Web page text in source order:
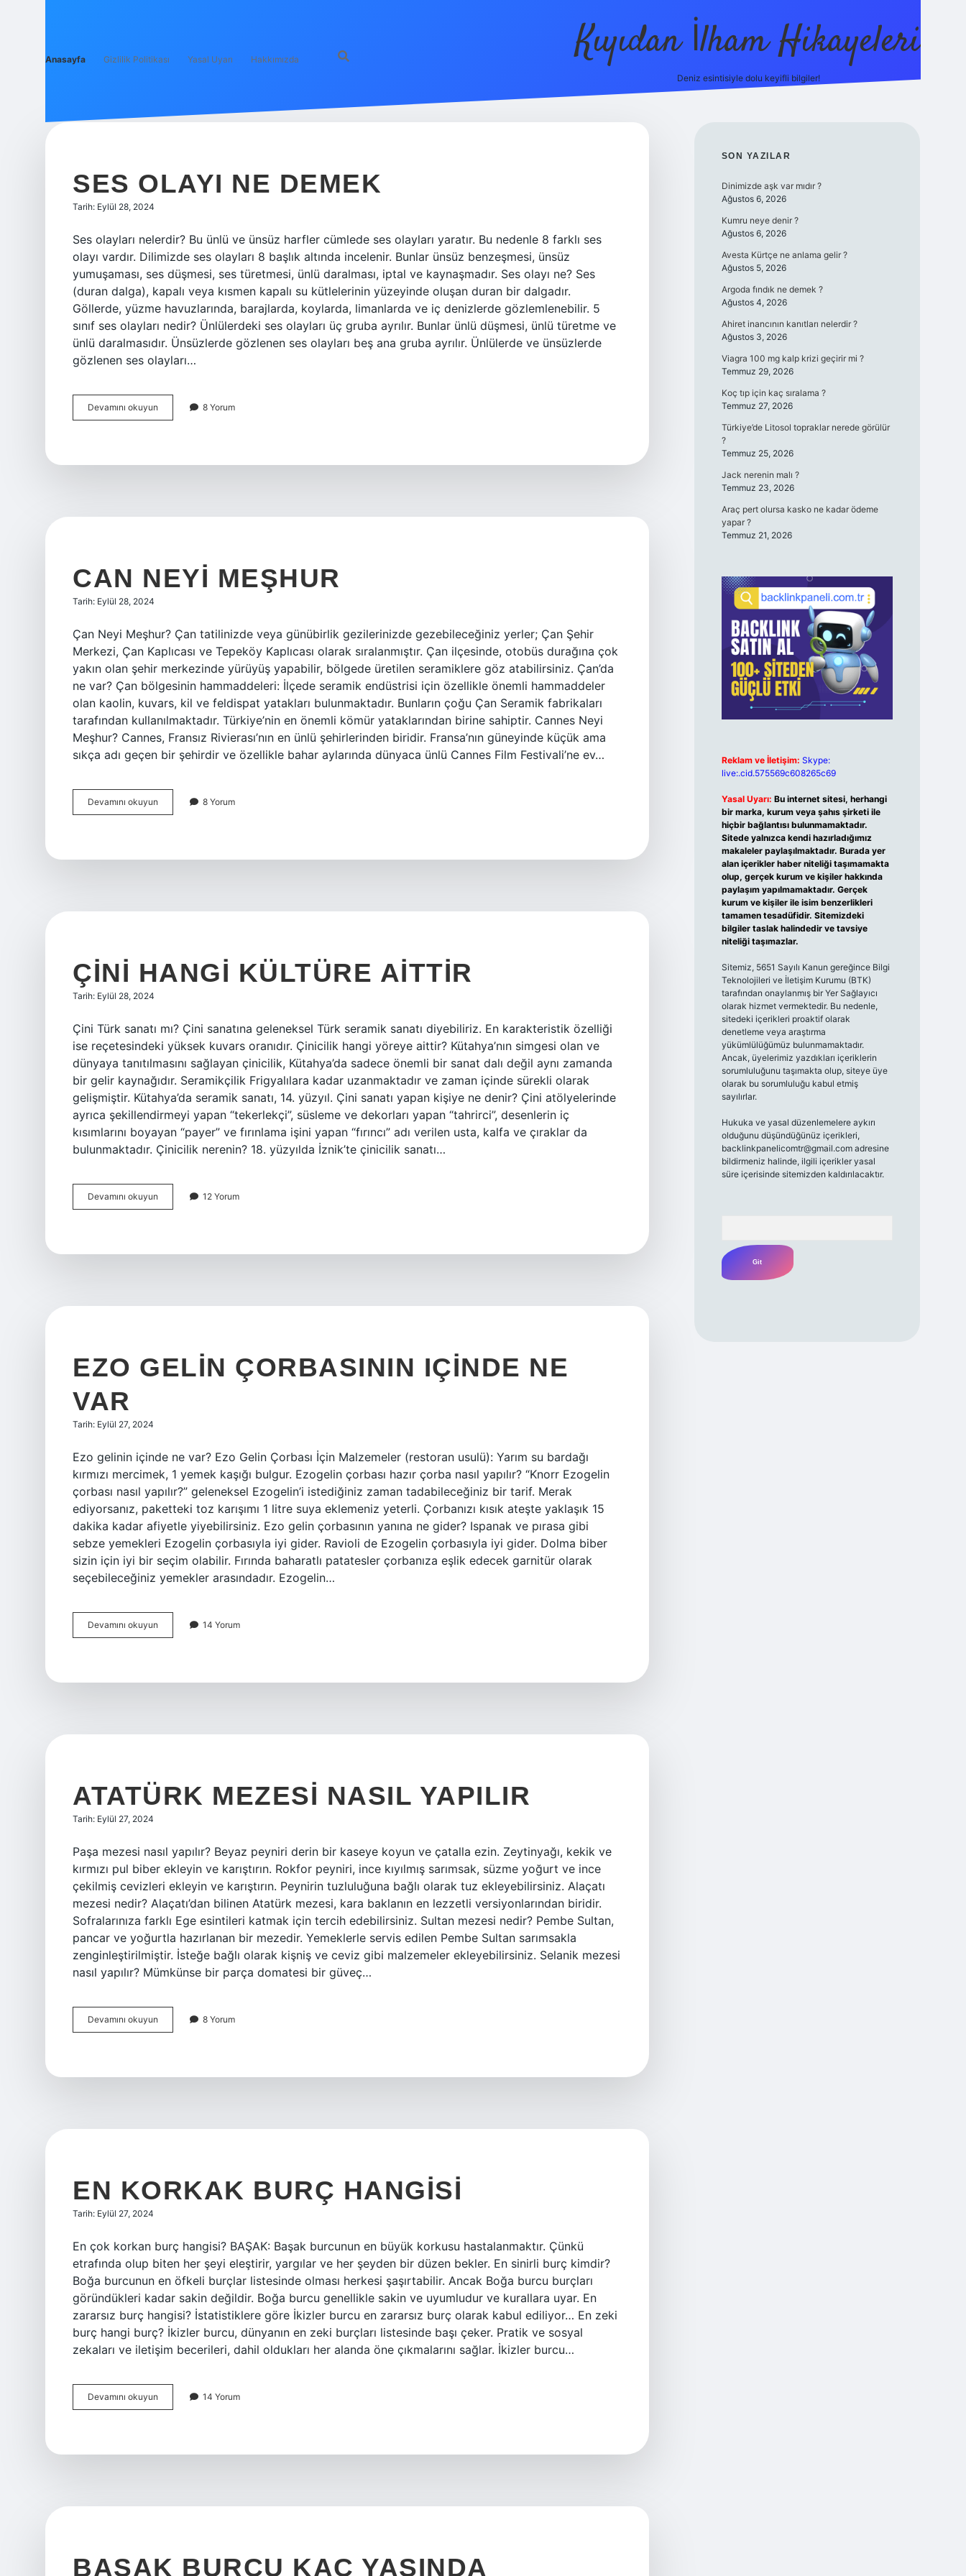
Anasayfa Gizlilik Politikası Yasal Uyarı Hakkımızda Kıyıdan İlham Hikayeleri
Deniz esintisiyle dolu keyifli bilgiler!
İLHAM
HIKAYELERI
YAZILAR
SES OLAYI NE DEMEK
Tarih: Eylül 28, 2024
Ses olayları nelerdir? Bu ünlü ve ünsüz harfler cümlede ses olayları yaratır. Bu nedenle 8 farklı ses
olayı vardır. Dilimizde ses olayları 8 başlık altında incelenir. Bunlar ünsüz benzeşmesi, ünsüz
yumuşaması, ses düşmesi, ses türetmesi, ünlü daralması, iptal ve kaynaşmadır. Ses olayı ne? Ses
(duran dalga), kapalı veya kısmen kapalı su kütlelerinin yüzeyinde oluşan duran bir dalgadır.
Göllerde, yüzme havuzlarında, barajlarda, koylarda, limanlarda ve iç denizlerde gözlemlenebilir. 5
sınıf ses olayları nedir? Ünlülerdeki ses olayları üç gruba ayrılır. Bunlar ünlü düşmesi, ünlü türetme ve
ünlü daralmasıdır. Ünsüzlerde gözlenen ses olayları beş ana gruba ayrılır. Ünlülerde ve ünsüzlerde
gözlenen ses olayları…
Devamını okuyun
Olayı
8 Yorum
CAN NEYI MEŞHUR
Tarih: Eylül 28, 2024
Çan Neyi Meşhur? Çan tatilinizde veya günübirlik gezilerinizde gezebileceğiniz yerler; Çan Şehir
Merkezi, Çan Kaplıcası ve Tepeköy Kaplıcası olarak sıralanmıştır. Çan ilçesinde, otobüs durağına çok
yakın olan şehir merkezinde yürüyüş yapabilir, bölgede üretilen seramiklere göz atabilirsiniz. Çan’da
ne var? Çan bölgesinin hammaddeleri: İlçede seramik endüstrisi için özellikle önemli hammaddeler
olan kaolin, kuvars, kil ve feldispat yatakları bulunmaktadır. Bunların çoğu Çan Seramik fabrikaları
tarafından kullanılmaktadır. Türkiye’nin en önemli kömür yataklarından birine sahiptir. Cannes Neyi
Meşhur? Cannes, Fransız Rivierası’nın en ünlü şehirlerinden biridir. Fransa’nın güneyinde küçük ama
sıkça adı geçen bir şehirdir ve özellikle bahar aylarında dünyaca ünlü Cannes Film Festivali’ne ev…
Devamını okuyun
Neyi
8 Yorum
ÇINI HANGI KÜLTÜRE AITTIR
Tarih: Eylül 28, 2024
Çini Türk sanatı mı? Çini sanatına geleneksel Türk seramik sanatı diyebiliriz. En karakteristik özelliği
ise reçetesindeki yüksek kuvars oranıdır. Çinicilik hangi yöreye aittir? Kütahya’nın simgesi olan ve
dünyaya tanıtılmasını sağlayan çinicilik, Kütahya’da sadece önemli bir sanat dalı değil aynı zamanda
bir gelir kaynağıdır. Seramikçilik Frigyalılara kadar uzanmaktadır ve zaman içinde sürekli olarak
gelişmiştir. Kütahya’da seramik sanatı, 14. yüzyıl. Çini sanatı yapan kişiye ne denir? Çini atölyelerinde
ayrıca şekillendirmeyi yapan “tekerlekçi”, süsleme ve dekorları yapan “tahrirci”, desenlerin iç
kısımlarını boyayan “payer” ve fırınlama işini yapan “fırıncı” adı verilen usta, kalfa ve çıraklar da
bulunmaktadır. Çinicilik nerenin? 18. yüzyılda İznik’te çinicilik sanatı…
Devamını okuyun
Hangi
12 Yorum
EZO GELIN ÇORBASININ IÇINDE NE
VAR
Tarih: Eylül 27, 2024
Ezo gelinin içinde ne var? Ezo Gelin Çorbası İçin Malzemeler (restoran usulü): Yarım su bardağı
kırmızı mercimek, 1 yemek kaşığı bulgur. Ezogelin çorbası hazır çorba nasıl yapılır? “Knorr Ezogelin
çorbası nasıl yapılır?” geleneksel Ezogelin’i istediğiniz zaman tadabileceğiniz bir tarif. Merak
ediyorsanız, paketteki toz karışımı 1 litre suya eklemeniz yeterli. Çorbanızı kısık ateşte yaklaşık 15
dakika kadar afiyetle yiyebilirsiniz. Ezo gelin çorbasının yanına ne gider? Ispanak ve pırasa gibi
sebze yemekleri Ezogelin çorbasıyla iyi gider. Ravioli de Ezogelin çorbasıyla iyi gider. Dolma biber
sizin için iyi bir seçim olabilir. Fırında baharatlı patatesler çorbanıza eşlik edecek garnitür olarak
seçebileceğiniz yemekler arasındadır. Ezogelin…
Devamını okuyun
Gelin
14 Yorum
ATATÜRK MEZESI NASIL YAPILIR
Tarih: Eylül 27, 2024
Paşa mezesi nasıl yapılır? Beyaz peyniri derin bir kaseye koyun ve çatalla ezin. Zeytinyağı, kekik ve
kırmızı pul biber ekleyin ve karıştırın. Rokfor peyniri, ince kıyılmış sarımsak, süzme yoğurt ve ince
çekilmiş cevizleri ekleyin ve karıştırın. Peynirin tuzluluğuna bağlı olarak tuz ekleyebilirsiniz. Alaçatı
mezesi nedir? Alaçatı’dan bilinen Atatürk mezesi, kara baklanın en lezzetli versiyonlarından biridir.
Sofralarınıza farklı Ege esintileri katmak için tercih edebilirsiniz. Sultan mezesi nedir? Pembe Sultan,
pancar ve yoğurtla hazırlanan bir mezedir. Yemeklerle servis edilen Pembe Sultan sarımsakla
zenginleştirilmiştir. İsteğe bağlı olarak kişniş ve ceviz gibi malzemeler ekleyebilirsiniz. Selanik mezesi
nasıl yapılır? Mümkünse bir parça domatesi bir güveç…
Devamını okuyun
Mezesi
8 Yorum
EN KORKAK BURÇ HANGISI
Tarih: Eylül 27, 2024
En çok korkan burç hangisi? BAŞAK: Başak burcunun en büyük korkusu hastalanmaktır. Çünkü
etrafında olup biten her şeyi eleştirir, yargılar ve her şeyden bir düzen bekler. En sinirli burç kimdir?
Boğa burcunun en öfkeli burçlar listesinde olması herkesi şaşırtabilir. Ancak Boğa burcu burçları
göründükleri kadar sakin değildir. Boğa burcu genellikle sakin ve uyumludur ve kurallara uyar. En
zararsız burç hangisi? İstatistiklere göre İkizler burcu en zararsız burç olarak kabul ediliyor… En zeki
burç hangi burç? İkizler burcu, dünyanın en zeki burçları listesinde başı çeker. Pratik ve sosyal
zekaları ve iletişim becerileri, dahil oldukları her alanda öne çıkmalarını sağlar. İkizler burcu…
Devamını okuyun
Korkak
14 Yorum
BAŞAK BURCU KAÇ YAŞINDA
SIDEBAR
SON YAZILAR
Dinimizde aşk var mıdır ?
Ağustos 6, 2026
Kumru neye denir ?
Ağustos 6, 2026
Avesta Kürtçe ne anlama gelir ?
Ağustos 5, 2026
Argoda fındık ne demek ?
Ağustos 4, 2026
Ahiret inancının kanıtları nelerdir ?
Ağustos 3, 2026
Viagra 100 mg kalp krizi geçirir mi ?
Temmuz 29, 2026
Koç tıp için kaç sıralama ?
Temmuz 27, 2026
Türkiye’de Litosol topraklar nerede görülür
?
Temmuz 25, 2026
Jack nerenin malı ?
Temmuz 23, 2026
Araç pert olursa kasko ne kadar ödeme
yapar ?
Temmuz 21, 2026
Reklam ve İletişim: Skype:
live:.cid.575569c608265c69
Yasal Uyarı: Bu internet sitesi, herhangi
bir marka, kurum veya şahıs şirketi ile
hiçbir bağlantısı bulunmamaktadır.
Sitede yalnızca kendi hazırladığımız
makaleler paylaşılmaktadır. Burada yer
alan içerikler haber niteliği taşımamakta
olup, gerçek kurum ve kişiler hakkında
paylaşım yapılmamaktadır. Gerçek
kurum ve kişiler ile isim benzerlikleri
tamamen tesadüfidir. Sitemizdeki
bilgiler taslak halindedir ve tavsiye
niteliği taşımazlar.
Sitemiz, 5651 Sayılı Kanun gereğince Bilgi
Teknolojileri ve İletişim Kurumu (BTK)
tarafından onaylanmış bir Yer Sağlayıcı
olarak hizmet vermektedir. Bu nedenle,
sitedeki içerikleri proaktif olarak
denetleme veya araştırma
yükümlülüğümüz bulunmamaktadır.
Ancak, üyelerimiz yazdıkları içeriklerin
sorumluluğunu taşımakta olup, siteye üye
olarak bu sorumluluğu kabul etmiş
sayılırlar.
Hukuka ve yasal düzenlemelere aykırı
olduğunu düşündüğünüz içerikleri,
backlinkpanelicomtr@gmail.comadresine
bildirmeniz halinde, ilgili içerikler yasal
süre içerisinde sitemizden kaldırılacaktır.